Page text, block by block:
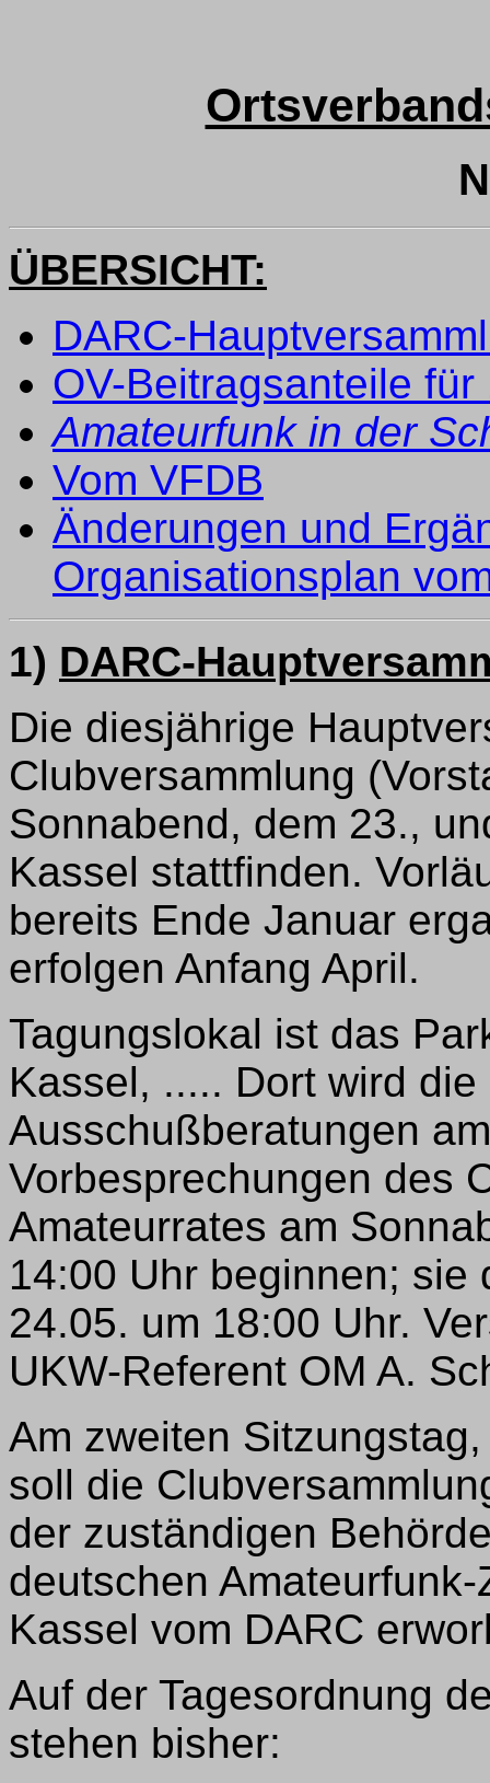
ÜBERSICHT:
DARC-
OV-Beitragsanteile für
Amateurfunk in der
Vom VFDB
Änderungen und
Organisationsplan
1) DARC-
Die diesjährige
Clubversammlung
Sonnabend, dem 23.,
Kassel stattfinden.
bereits Ende Januar
erfolgen Anfang April.
Tagungslokal ist das
Kassel, ..... Dort wird
Ausschußberatungen
Vorbesprechungen des
Amateurrates am
14:00 Uhr beginnen;
24.05. um 18:00 Uhr.
UKW-Referent OM A.
Am zweiten
soll die
der zuständigen
deutschen
Kassel vom DARC
Auf der Tagesordnung
stehen bisher: